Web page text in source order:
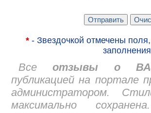
*- Звездочкой отмечены
заполнения
Всеотзывы о
публикацией на портале
администратором.
максимально